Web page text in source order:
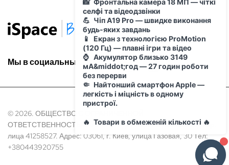
Мы в социальных сетях:
© 2026. ОБЩЕСТВО С ОГРАНИЧЕННОЙ
ОТВЕТСТВЕННОСТЬЮ "АЙ ОН" Идентификационный код Юр.
лица 41258527. Адрес: 03061, г. Киев, улица Газовая, 30 Тел:
+380443920755